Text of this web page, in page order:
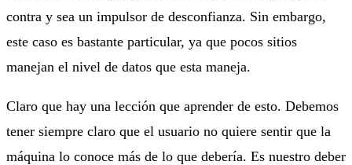
contra y sea un impulsor de desconfianza. Sin embargo,
este caso es bastante particular, ya que pocos sitios
manejan el nivel de datos que esta maneja.
Claro que hay una lección que aprender de esto. Debemos
tener siempre claro que el usuario no quiere sentir que la
máquina lo conoce más de lo que debería. Es nuestro deber